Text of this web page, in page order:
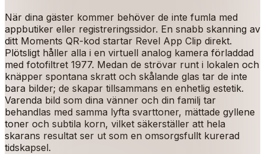
När dina gäster kommer behöver de inte fumla med
appbutiker eller registreringssidor. En snabb skanning av
ditt Moments QR-kod startar Revel App Clip direkt.
Plötsligt håller alla i en virtuell analog kamera förladdad
med fotofiltret 1977. Medan de strövar runt i lokalen och
knäpper spontana skratt och skålande glas tar de inte
bara bilder; de skapar tillsammans en enhetlig estetik.
Varenda bild som dina vänner och din familj tar
behandlas med samma lyfta svarttoner, mättade gyllene
toner och subtila korn, vilket säkerställer att hela
skarans resultat ser ut som en omsorgsfullt kurerad
tidskapsel.